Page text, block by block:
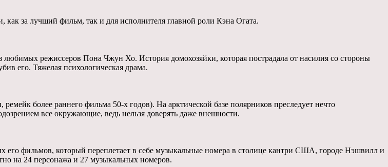
за лучший фильм, так и для исполнителя главной роли Кэна Огата.
режиссеров Пона Чжун Хо. История домохозяйки, которая пострадала от насилия со стороны
его. Тяжелая психологическая драма.
более раннего фильма 50-х годов). На арктической базе полярников преследует нечто
все окружающие, ведь нельзя доверять даже внешности.
его фильмов, который переплетает в себе музыкальные номера в столице кантри США, городе Нэшвилл и
на 24 персонажа и 27 музыкальных номеров.